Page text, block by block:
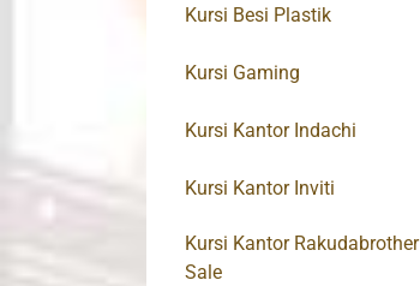
Kursi Besi Plastik
Kursi Gaming
Kursi Kantor Indachi
Kursi Kantor Inviti
Kursi Kantor Rakudabrother
Sale